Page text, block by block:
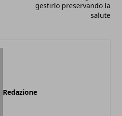
gestirlo preservando la
salute
Redazione